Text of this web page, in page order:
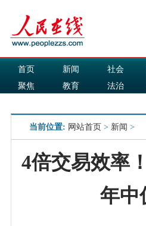
首页 新闻
社会
聚焦
教育
法治
当前位置: 网站首页 > 新闻 >
4倍交易效率
年中